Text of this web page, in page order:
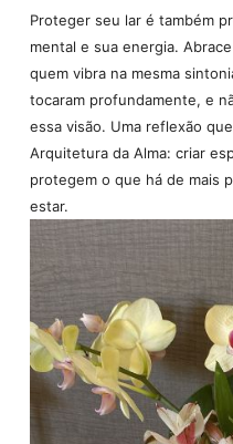
Proteger seu lar é também
mental e sua energia.
quem vibra na mesma
tocaram profundamente, e
essa visão. Uma reflexão
Arquitetura da Alma: criar
protegem o que há de mais
estar.